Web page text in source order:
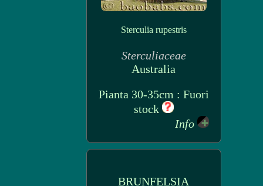
Sterculia rupestris
Sterculiaceae
Australia
Pianta 30-35cm : Fuori
stock
Info
BRUNFELSIA